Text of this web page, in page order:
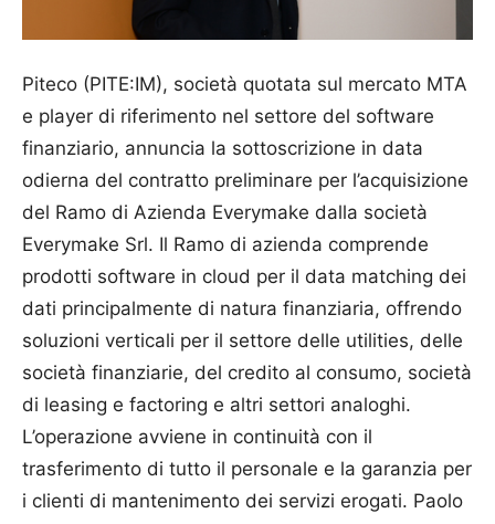
Piteco (PITE:IM), società quotata sul mercato MTA
e player di riferimento nel settore del software
finanziario, annuncia la sottoscrizione in data
odierna del contratto preliminare per l’acquisizione
del Ramo di Azienda Everymake dalla società
Everymake Srl. Il Ramo di azienda comprende
prodotti software in cloud per il data matching dei
dati principalmente di natura finanziaria, offrendo
soluzioni verticali per il settore delle utilities, delle
società finanziarie, del credito al consumo, società
di leasing e factoring e altri settori analoghi.
L’operazione avviene in continuità con il
trasferimento di tutto il personale e la garanzia per
i clienti di mantenimento dei servizi erogati. Paolo